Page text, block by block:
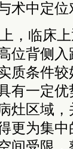
术中定
，临床
位背侧
质条件
有一定
灶区域
更为集